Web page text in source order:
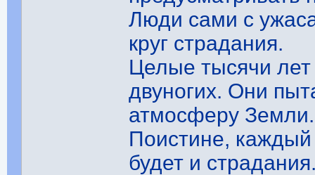
Люди сами с
круг страдания.
Целые тысячи
двуногих. Они
атмосферу Земли.
Поистине, каждый
будет и